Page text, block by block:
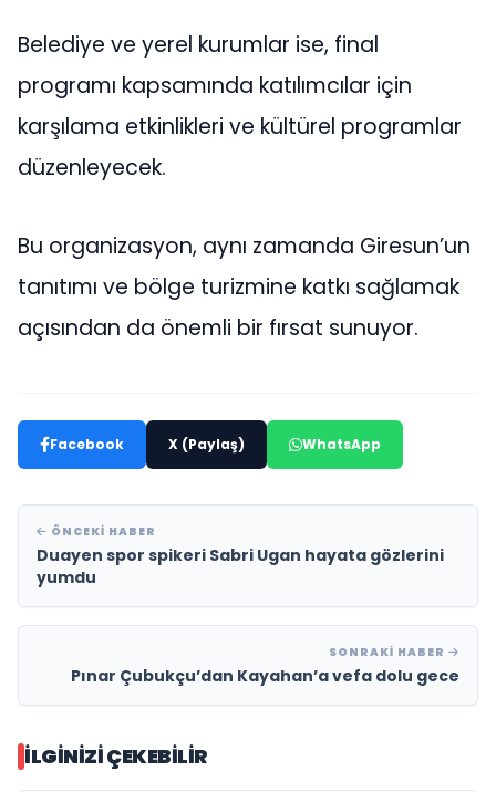
Belediye ve yerel kurumlar ise, final
programı kapsamında katılımcılar için
karşılama etkinlikleri ve kültürel programlar
düzenleyecek.
Bu organizasyon, aynı zamanda Giresun’un
tanıtımı ve bölge turizmine katkı sağlamak
açısından da önemli bir fırsat sunuyor.
Facebook X (Paylaş) WhatsApp
ÖNCEKI HABER
Duayen spor spikeri Sabri Ugan hayata gözlerini
yumdu
SONRAKI HABER
Pınar Çubukçu’dan Kayahan’a vefa dolu gece
İLGINIZI ÇEKEBILIR